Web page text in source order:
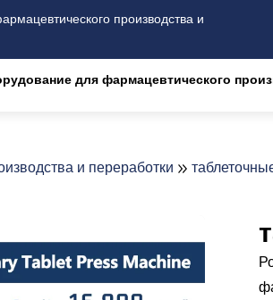
производства и
для фармацевтического
и переработки